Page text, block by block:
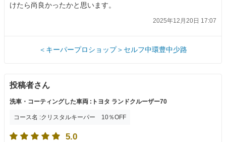
けたら尚良かったかと思います。
2025年12月20日 17:07
＜キーパープロショップ＞セルフ中環豊中少路
投稿者さん
洗車・コーティングした車両 :トヨタ ランドクルーザー70
コース名 :クリスタルキーパー 10％OFF
5.0